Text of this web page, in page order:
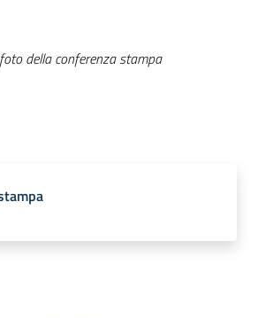
della conferenza stampa